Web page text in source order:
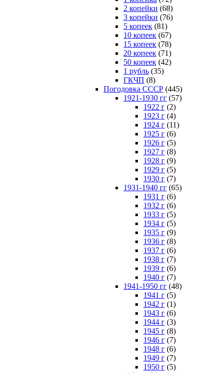
2 копейки (68)
3 копейки (76)
5 копеек (81)
10 копеек (67)
15 копеек (78)
20 копеек (71)
50 копеек (42)
1 рубль (35)
ГКЧП (8)
Погодовка СССР (445)
1921-1930 гг (57)
1922 г (2)
1923 г (4)
1924 г (11)
1925 г (6)
1926 г (5)
1927 г (8)
1928 г (9)
1929 г (5)
1930 г (7)
1931-1940 гг (65)
1931 г (6)
1932 г (6)
1933 г (5)
1934 г (5)
1935 г (9)
1936 г (8)
1937 г (6)
1938 г (7)
1939 г (6)
1940 г (7)
1941-1950 гг (48)
1941 г (5)
1942 г (1)
1943 г (6)
1944 г (3)
1945 г (8)
1946 г (7)
1948 г (6)
1949 г (7)
1950 г (5)